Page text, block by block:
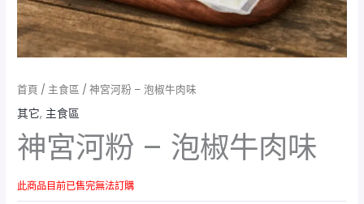
首頁 / 主食區 / 神宮河粉 – 泡椒牛肉味
其它,主食區
神宮河粉 – 泡椒牛肉味
此商品目前已售完無法訂購